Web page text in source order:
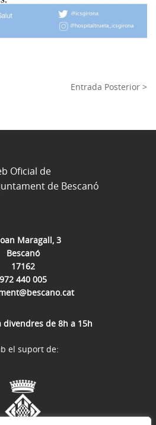
Entrada Posterior >
Maragall, 3
Bescanó
17162
972 440 005
divendres de 8h a 15h
Oficial de
de Bescanó
el suport de: